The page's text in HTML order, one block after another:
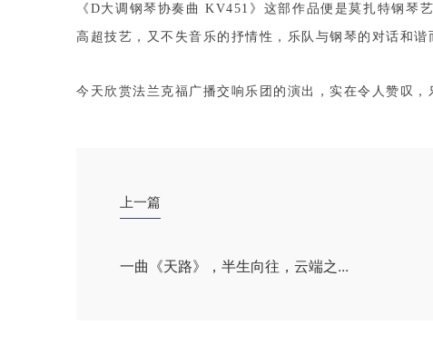
《D大调钢琴协奏曲 KV451》这部作品便是莫扎特钢琴
高超技艺，又不失音乐的抒情性，乐队与钢琴的对话和
今天欣赏法兰克福广播交响乐团的演出，实在令人赞叹
上一篇
一曲《天路》，半生向往，云端之...